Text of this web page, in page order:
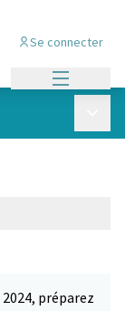
Se connecter
préparez